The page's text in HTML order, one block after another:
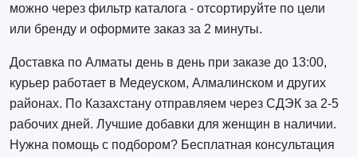
можно через фильтр каталога - отсортируйте по цели
или бренду и оформите заказ за 2 минуты.
Доставка по Алматы день в день при заказе до 13:00,
курьер работает в Медеуском, Алмалинском и других
районах. По Казахстану отправляем через СДЭК за 2-5
рабочих дней. Лучшие добавки для женщин в наличии.
Нужна помощь с подбором? Бесплатная консультация